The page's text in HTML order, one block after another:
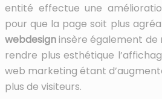
entité effectue une
pour que la page soit plus
webdesigninsère également de
rendre plus esthétique
web marketing étant
plus de visiteurs.